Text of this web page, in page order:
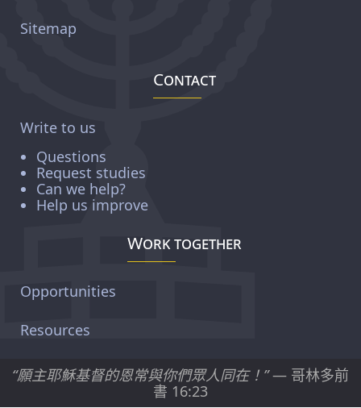
Sitemap
Contact
Write to us
Questions
Request studies
Can we help?
Help us improve
Work together
Opportunities
Resources
“願主耶穌基督的恩常與你們眾人同在！”— 哥林多前
書 16:23